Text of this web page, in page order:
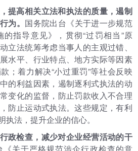
提高相关立法和执法的质量，遏制
为。 国务院出台《关于进一步规范
指导意见》，贯彻“过罚相当”原
立法统筹考虑当事人的主观过错、
水平、行业特点、地方实际等因素
；着力解决“小过重罚”等社会反映
的利益因素，遏制逐利式执法的动
变化的监督，防止罚款收入不合理
防止运动式执法。这些规定，有利
法，提升企业的信心。
政检查，减少对企业经营活动的干